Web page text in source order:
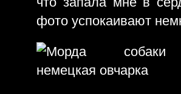
фото успокаивают